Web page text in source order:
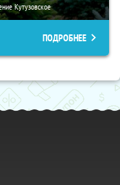
Кутузовское
ПОДРОБНЕЕ